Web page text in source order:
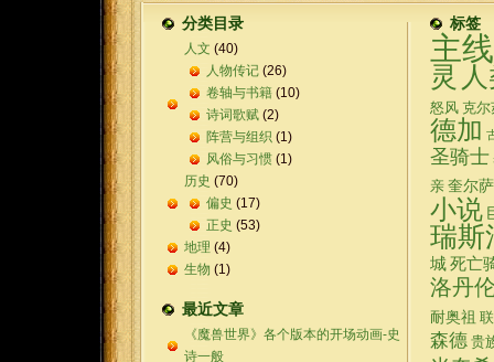
分类目录
人文 (40)
人物传记 (26)
卷轴与书籍 (10)
诗词歌赋 (2)
阵营与组织 (1)
风俗与习惯 (1)
历史 (70)
偏史 (17)
正史 (53)
地理 (4)
生物 (1)
最近文章
《魔兽世界》各个版本的开场动画-史
诗一般
标签
主
灵
怒风 克
德加
圣骑士
亲 奎尔
小说
瑞斯
城死亡
洛丹
耐奥祖
森德 贵